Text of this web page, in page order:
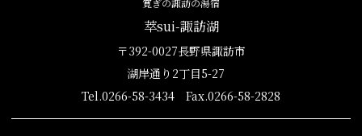
寛ぎの諏訪の湯宿
萃sui-諏訪湖
〒392-0027長野県諏訪市
湖岸通り2丁目5-27
Tel.0266-58-3434 Fax.0266-58-2828